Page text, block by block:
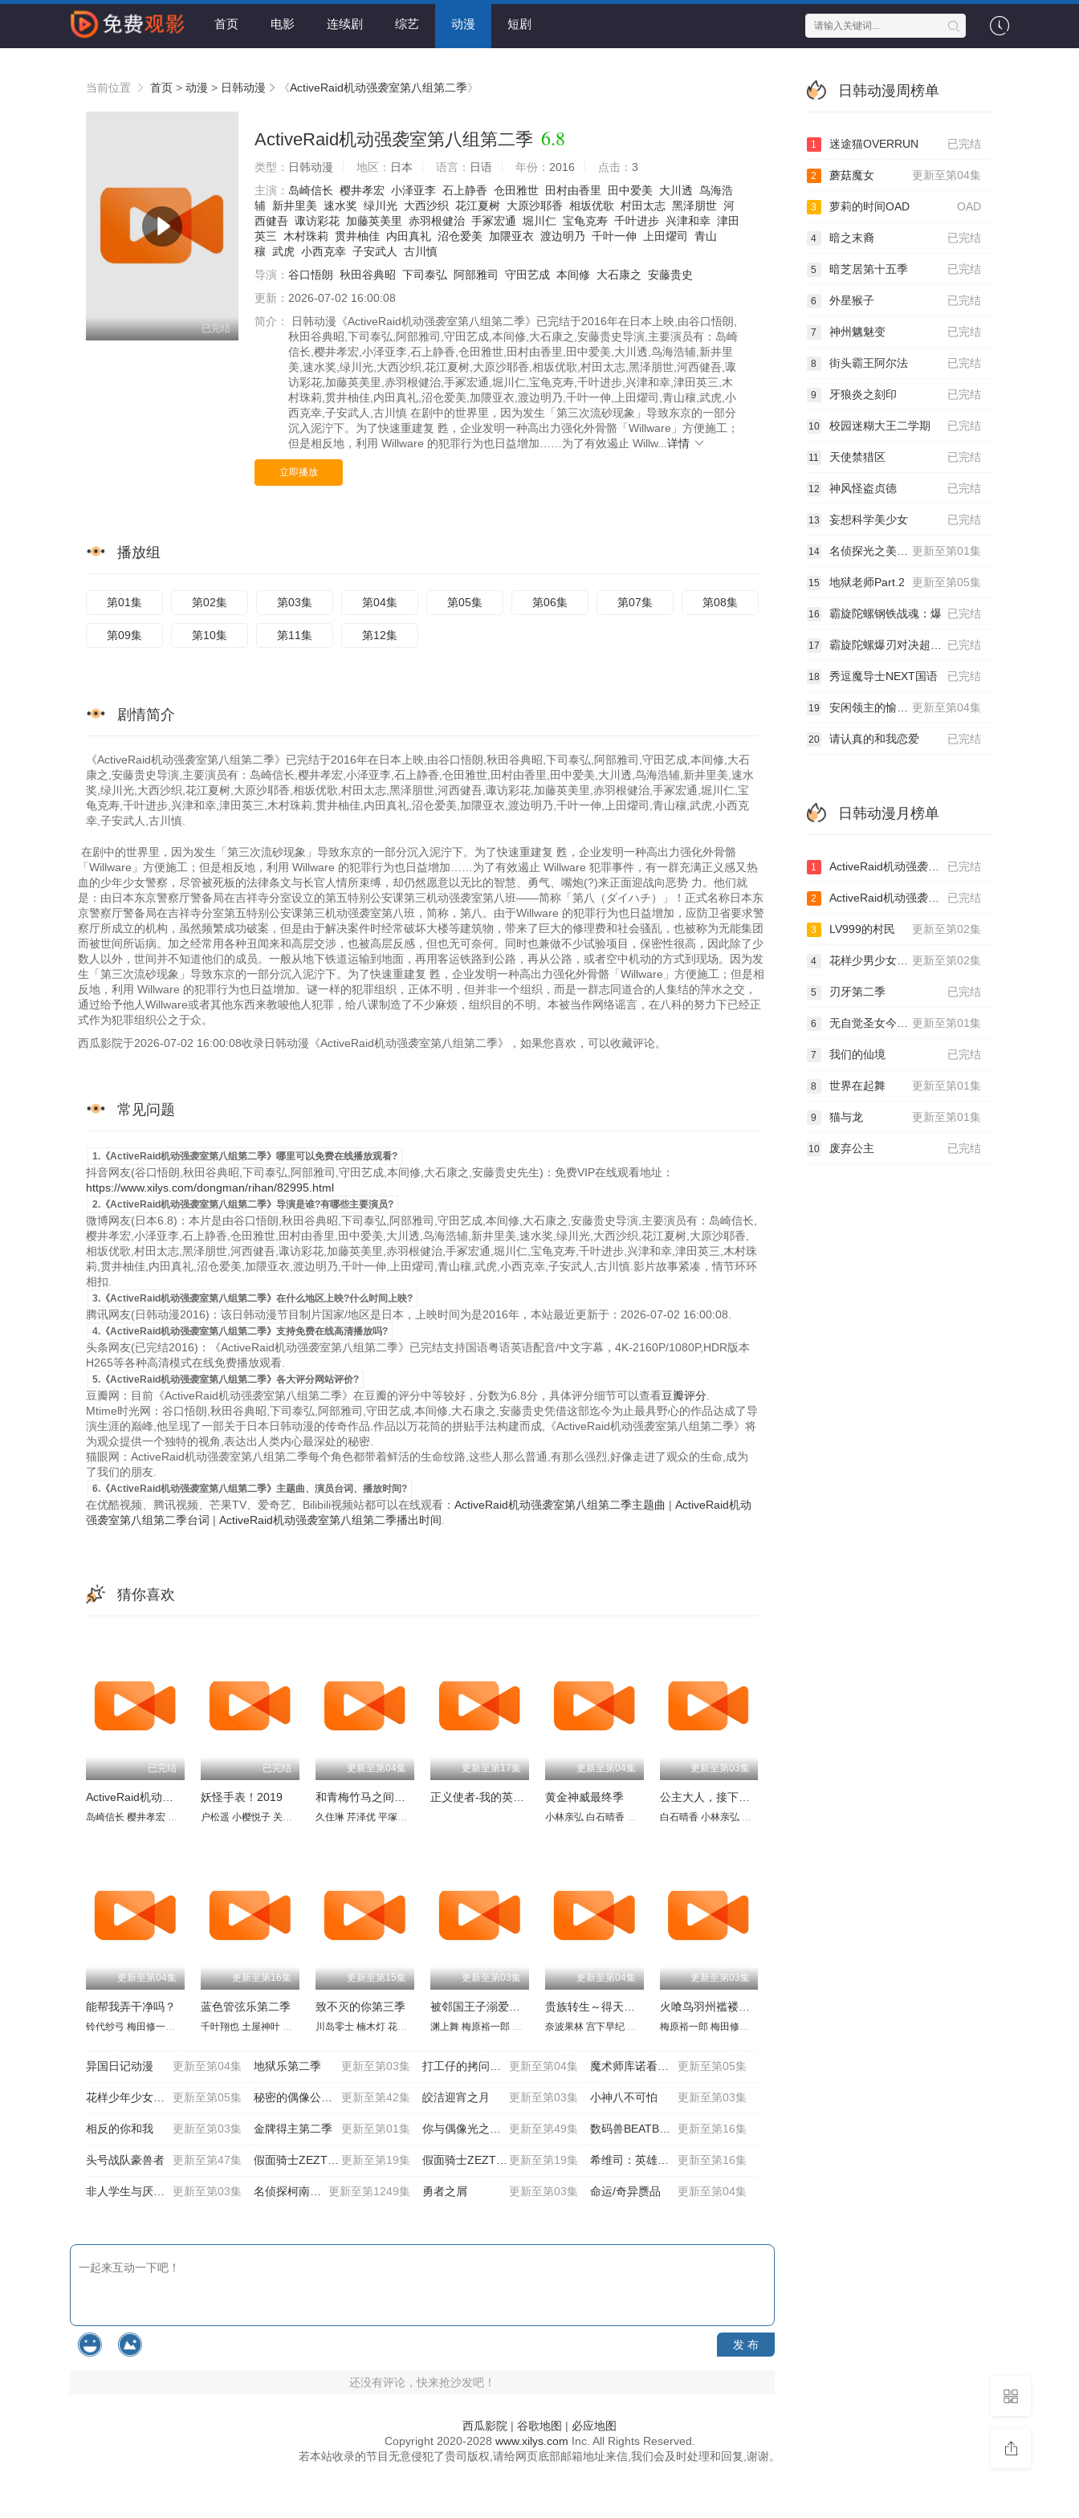
首页 电影 连续剧 综艺 动漫 短剧
当前位置 首页 > 动漫 > 日韩动漫 《ActiveRaid机动强袭室第八组第二季》
已完结
ActiveRaid机动强袭室第八组第二季 6.8
类型： 日韩动漫 地区： 日本 语言： 日语 年份： 2016 点击： 3
主演： 岛崎信长 樱井孝宏 小泽亚李 石上静香 仓田雅世 田村由香里 田中爱美 大川透 鸟海浩
辅 新井里美 速水奖 绿川光 大西沙织 花江夏树 大原沙耶香 相坂优歌 村田太志 黑泽朋世 河
西健吾 诹访彩花 加藤英美里 赤羽根健治 手冢宏通 堀川仁 宝龟克寿 千叶进步 兴津和幸 津田
英三
木村珠莉 贯井柚佳 内田真礼 沼仓爱美 加隈亚衣 渡边明乃 千叶一伸 上田燿司
青山
穰 武虎 小西克幸 子安武人
古川慎
导演： 谷口悟朗 秋田谷典昭 下司泰弘 阿部雅司 守田艺成 本间修 大石康之
安藤贵史
更新： 2026-07-02 16:00:08
简介：
日韩动漫《ActiveRaid机动强袭室第八组第二季》已完结于2016年在日本上映,由谷口悟朗,
秋田谷典昭,下司泰弘,阿部雅司,守田艺成,本间修,大石康之,安藤贵史导演,主要演员有：岛崎
信长,樱井孝宏,小泽亚李,石上静香,仓田雅世,田村由香里,田中爱美,大川透,鸟海浩辅,新井里
美,速水奖,绿川光,大西沙织,花江夏树,大原沙耶香,相坂优歌,村田太志,黑泽朋世,河西健吾,诹
访彩花,加藤英美里,赤羽根健治,手冢宏通,堀川仁,宝龟克寿,千叶进步,兴津和幸,津田英三,木
村珠莉,贯井柚佳,内田真礼,沼仓爱美,加隈亚衣,渡边明乃,千叶一伸,上田燿司,青山穰,武虎,小
西克幸,子安武人,古川慎 在剧中的世界里，因为发生「第三次流砂现象」导致东京的一部分
沉入泥泞下。为了快速重建复 甦，企业发明一种高出力强化外骨骼「Willware」方便施工；
但是相反地，利用 Willware 的犯罪行为也日益增加……为了有效遏止 Willw... 详情
立即播放
播放组
第01集 第02集 第03集 第04集 第05集 第06集 第07集 第08集
第09集 第10集 第11集 第12集
剧情简介
《ActiveRaid机动强袭室第八组第二季》已完结于2016年在日本上映,由谷口悟朗,秋田谷典昭,下司泰弘,阿部雅司,守田艺成,本间修,大石
康之,安藤贵史导演,主要演员有：岛崎信长,樱井孝宏,小泽亚李,石上静香,仓田雅世,田村由香里,田中爱美,大川透,鸟海浩辅,新井里美,速水
奖,绿川光,大西沙织,花江夏树,大原沙耶香,相坂优歌,村田太志,黑泽朋世,河西健吾,诹访彩花,加藤英美里,赤羽根健治,手冢宏通,堀川仁,宝
龟克寿,千叶进步,兴津和幸,津田英三,木村珠莉,贯井柚佳,内田真礼,沼仓爱美,加隈亚衣,渡边明乃,千叶一伸,上田燿司,青山穰,武虎,小西克
幸,子安武人,古川慎.
在剧中的世界里，因为发生「第三次流砂现象」导致东京的一部分沉入泥泞下。为了快速重建复 甦，企业发明一种高出力强化外骨骼
「Willware」方便施工；但是相反地，利用 Willware 的犯罪行为也日益增加……为了有效遏止 Willware 犯罪事件，有一群充满正义感又热
血的少年少女警察，尽管被死板的法律条文与长官人情所束缚，却仍然愿意以无比的智慧、勇气、嘴炮(?)来正面迎战向恶势 力。他们就
是：由日本东京警察厅警备局在吉祥寺分室设立的第五特别公安课第三机动强袭室第八班——简称「第八（ダイハチ）」！正式名称日本东
京警察厅警备局在吉祥寺分室第五特别公安课第三机动强袭室第八班，简称，第八。由于Willware 的犯罪行为也日益增加，应防卫省要求警
察厅所成立的机构，虽然频繁成功破案，但是由于解决案件时经常破坏大楼等建筑物，带来了巨大的修理费和社会骚乱，也被称为无能集团
而被世间所诟病。加之经常用各种丑闻来和高层交涉，也被高层反感，但也无可奈何。同时也兼做不少试验项目，保密性很高，因此除了少
数人以外，世间并不知道他们的成员。一般从地下铁道运输到地面，再用客运铁路到公路，再从公路，或者空中机动的方式到现场。因为发
生「第三次流砂现象」导致东京的一部分沉入泥泞下。为了快速重建复 甦，企业发明一种高出力强化外骨骼「Willware」方便施工；但是相
反地，利用 Willware 的犯罪行为也日益增加。谜一样的犯罪组织，正体不明，但并非一个组织，而是一群志同道合的人集结的萍水之交，
通过给予他人Willware或者其他东西来教唆他人犯罪，给八课制造了不少麻烦，组织目的不明。本被当作网络谣言，在八科的努力下已经正
式作为犯罪组织公之于众。
西瓜影院于2026-07-02 16:00:08收录日韩动漫《ActiveRaid机动强袭室第八组第二季》，如果您喜欢，可以收藏评论。
常见问题
1.《ActiveRaid机动强袭室第八组第二季》哪里可以免费在线播放观看?
抖音网友(谷口悟朗,秋田谷典昭,下司泰弘,阿部雅司,守田艺成,本间修,大石康之,安藤贵史先生)：免费VIP在线观看地址：
https://www.xilys.com/dongman/rihan/82995.html
2.《ActiveRaid机动强袭室第八组第二季》导演是谁?有哪些主要演员?
微博网友(日本6.8)：本片是由谷口悟朗,秋田谷典昭,下司泰弘,阿部雅司,守田艺成,本间修,大石康之,安藤贵史导演,主要演员有：岛崎信长,
樱井孝宏,小泽亚李,石上静香,仓田雅世,田村由香里,田中爱美,大川透,鸟海浩辅,新井里美,速水奖,绿川光,大西沙织,花江夏树,大原沙耶香,
相坂优歌,村田太志,黑泽朋世,河西健吾,诹访彩花,加藤英美里,赤羽根健治,手冢宏通,堀川仁,宝龟克寿,千叶进步,兴津和幸,津田英三,木村珠
莉,贯井柚佳,内田真礼,沼仓爱美,加隈亚衣,渡边明乃,千叶一伸,上田燿司,青山穰,武虎,小西克幸,子安武人,古川慎.影片故事紧凑，情节环环
相扣.
3.《ActiveRaid机动强袭室第八组第二季》在什么地区上映?什么时间上映?
腾讯网友(日韩动漫2016)：该日韩动漫节目制片国家/地区是日本，上映时间为是2016年，本站最近更新于：2026-07-02 16:00:08.
4.《ActiveRaid机动强袭室第八组第二季》支持免费在线高清播放吗?
头条网友(已完结2016)：《ActiveRaid机动强袭室第八组第二季》已完结支持国语粤语英语配音/中文字幕，4K-2160P/1080P,HDR版本
H265等各种高清模式在线免费播放观看.
5.《ActiveRaid机动强袭室第八组第二季》各大评分网站评价?
豆瓣网：目前《ActiveRaid机动强袭室第八组第二季》在豆瓣的评分中等较好，分数为6.8分，具体评分细节可以查看豆瓣评分
Mtime时光网：谷口悟朗,秋田谷典昭,下司泰弘,阿部雅司,守田艺成,本间修,大石康之,安藤贵史凭借这部迄今为止最具野心的作品达成了导
演生涯的巅峰,他呈现了一部关于日本日韩动漫的传奇作品.作品以万花筒的拼贴手法构建而成,《ActiveRaid机动强袭室第八组第二季》将
为观众提供一个独特的视角,表达出人类内心最深处的秘密.
猫眼网：ActiveRaid机动强袭室第八组第二季每个角色都带着鲜活的生命纹路,这些人那么普通,有那么强烈,好像走进了观众的生命,成为
了我们的朋友.
6.《ActiveRaid机动强袭室第八组第二季》主题曲、演员台词、播放时间?
在优酷视频、腾讯视频、芒果TV、爱奇艺、Bilibili视频站都可以在线观看： ActiveRaid机动强袭室第八组第二季主题曲 | ActiveRaid机动
强袭室第八组第二季台词 | ActiveRaid机动强袭室第八组第二季播出时间
猜你喜欢
已完结
ActiveRaid机动强袭室第八组第二季
岛崎信长 樱井孝宏 小泽亚李 石上静香 仓田雅世 田村由香里 田中爱美 大川透 绿川光 大西沙织 花江夏树 大原沙耶香 相坂优歌 村田太志
已完结
妖怪手表！2019
户松遥 小樱悦子 关智一 远藤绫
更新至第04集
和青梅竹马之间不会有恋爱喜剧
久住琳 芹泽优 平塚纱依
更新至第17集
正义使者-我的英雄学院之非法英雄-
更新至第04集
黄金神威最终季
小林亲弘 白石晴香 伊藤健太郎
更新至第03集
公主大人，接下来是“拷问”时间第2季
白石晴香 小林亲弘 伊藤静
更新至第04集
能帮我弄干净吗？
铃代纱弓 梅田修一朗 稻垣好 青山吉能 白石兼斗 小清水亚美 水田山葵
更新至第16集
蓝色管弦乐第二季
千叶翔也 土屋神叶 加隈亚衣 佐藤未奈子 Lynn 浅沼晋太郎 榎木淳弥 小原好美 前田佳织里 福岛润 安济知佳 青木瑠璃子 金元寿子
更新至第15集
致不灭的你第三季
川岛零士 楠木灯 花守由美里 潘惠美 内田彩 落合福嗣 泽城千春 古贺葵 樫井笙人 子安武人 引坂理绘 八代拓
更新至第03集
被邻国王子溺爱的反派女主
渊上舞 梅原裕一郎 佐藤拓也 花守由美里 山田麻莉奈 诹访部顺一 绿川光 降幡爱
更新至第04集
奈波果林 宫下早纪 佐伯伊织 橘杏咲 石川由依
更新至第03集
火喰鸟羽州褴褛鸢组
梅原裕一郎 梅田修一朗
更新至第04集
异国日记动漫 更新至第03集
地狱乐第二季 更新至第04集
打工仔的拷问日常 更新至第05集
魔术师库诺看得见一切
更新至第05集
花样少年少女动漫 更新至第42集
秘密的偶像公主第二季 更新至第03集
皎洁迎宵之月 更新至第03集
小神八不可怕
更新至第03集
相反的你和我 更新至第01集
金牌得主第二季 更新至第49集
你与偶像光之美少女♪ 更新至第16集
数码兽BEATBREAK
更新至第47集
头号战队豪兽者 更新至第19集
假面骑士ZEZTZ国语 更新至第19集
假面骑士ZEZTZ日语 更新至第16集
希维司：英雄之声
更新至第03集
非人学生与厌世教师 更新至第1249集
名侦探柯南国语 更新至第03集
勇者之屑 更新至第04集
命运/奇异赝品
发 布
还没有评论，快来抢沙发吧！
日韩动漫周榜单
已完结
1 迷途猫OVERRUN
更新至第04集
2 蘑菇魔女
OAD
3 萝莉的时间OAD
已完结
4 暗之末裔
已完结
5 暗芝居第十五季
已完结
6 外星猴子
已完结
7 神州魑魅变
已完结
8 街头霸王阿尔法
已完结
9 牙狼炎之刻印
已完结
10 校园迷糊大王二学期
已完结
11 天使禁猎区
已完结
12 神风怪盗贞德
已完结
13 妄想科学美少女
更新至第01集
14 名侦探光之美少女！
更新至第05集
15 地狱老师Part.2
已完结
16 霸旋陀螺钢铁战魂：爆
已完结
17 霸旋陀螺爆刃对决超Z国语
已完结
18 秀逗魔导士NEXT国语
更新至第04集
19 安闲领主的愉快领地防卫
已完结
20 请认真的和我恋爱
日韩动漫月榜单
已完结
1 ActiveRaid机动强袭室第八组第二季
已完结
2 ActiveRaid机动强袭室第八组
更新至第02集
3 LV999的村民
更新至第02集
4 花样少男少女第2季
已完结
5 刃牙第二季
更新至第01集
6 无自觉圣女今天也无意识地释放力量
已完结
7 我们的仙境
更新至第01集
8 世界在起舞
更新至第01集
9 猫与龙
已完结
10 废弃公主
西瓜影院 | 谷歌地图 | 必应地图
Copyright 2020-2028 www.xilys.com Inc. All Rights Reserved.
若本站收录的节目无意侵犯了贵司版权,请给网页底部邮箱地址来信,我们会及时处理和回复,谢谢。